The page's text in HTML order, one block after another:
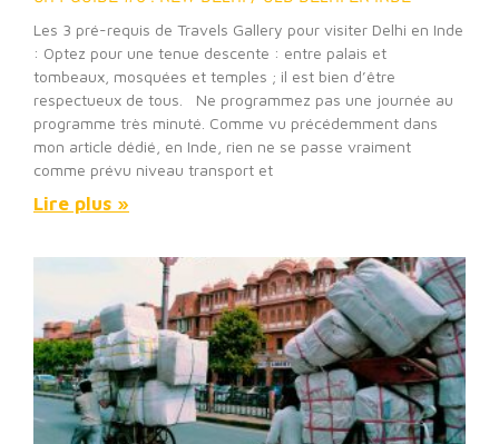
Les 3 pré-requis de Travels Gallery pour visiter Delhi en Inde
: Optez pour une tenue descente : entre palais et
tombeaux, mosquées et temples ; il est bien d’être
respectueux de tous. Ne programmez pas une journée au
programme très minuté. Comme vu précédemment dans
mon article dédié, en Inde, rien ne se passe vraiment
comme prévu niveau transport et
Lire plus »